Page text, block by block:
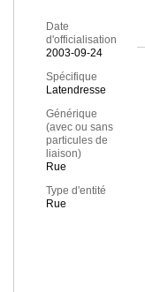
Date
d'officialisation
2003-09-24
Spécifique
Latendresse
Générique
(avec ou sans
particules de
liaison)
Rue
Type d'entité
Rue